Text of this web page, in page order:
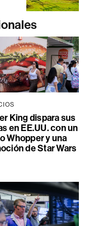
King dispara sus
en EE.UU. con un
Whopper y una
de Star Wars